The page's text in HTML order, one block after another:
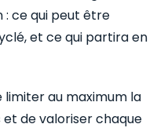
: ce qui peut être
et ce qui partira en
au maximum la
de valoriser chaque